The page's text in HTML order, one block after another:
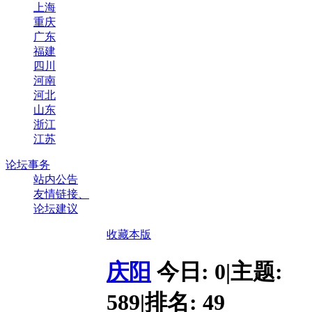
上海
重庆
广东
福建
四川
河南
河北
山东
浙江
江苏
论坛事务
站内公告
友情链接、
论坛建议
收藏本版
庆阳 今日: 0|主题:
589|排名: 49